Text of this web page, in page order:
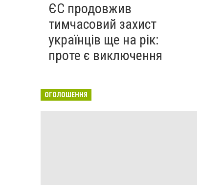
ЄС продовжив
тимчасовий захист
українців ще на рік:
проте є виключення
ОГОЛОШЕННЯ